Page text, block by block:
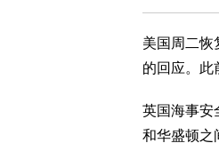
美国周二恢
的回应。此
英国海事安
和华盛顿之